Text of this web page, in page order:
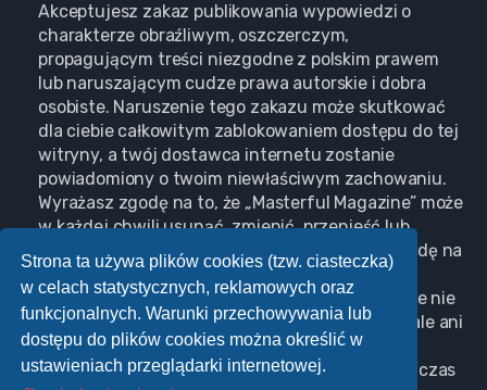
Strona ta używa plików cookies (tzw. ciasteczka)
w celach statystycznych, reklamowych oraz
funkcjonalnych. Warunki przechowywania lub
dostępu do plików cookies można określić w
ustawieniach przeglądarki internetowej.
Akceptujesz zakaz publikowania wypowiedzi o
charakterze obraźliwym, oszczerczym,
propagującym treści niezgodne z polskim prawem
lub naruszającym cudze prawa autorskie i dobra
osobiste. Naruszenie tego zakazu może skutkować
dla ciebie całkowitym zablokowaniem dostępu do tej
witryny, a twój dostawca internetu zostanie
powiadomiony o twoim niewłaściwym zachowaniu.
Wyrażasz zgodę na to, że „Masterful Magazine” może
w każdej chwili usunąć, zmienić, przenieść lub
zamknąć każdy twój temat, post. Wyrażasz zgodę na
zapisywanie wszystkich podanych przez ciebie
informacji w naszej bazie danych. Informacje te nie
będą przekazywane nikomu bez twojej zgody, ale ani
„Masterful Magazine”, ani phpBB nie ponosi
odpowiedzialności za włamania do witryny, podczas